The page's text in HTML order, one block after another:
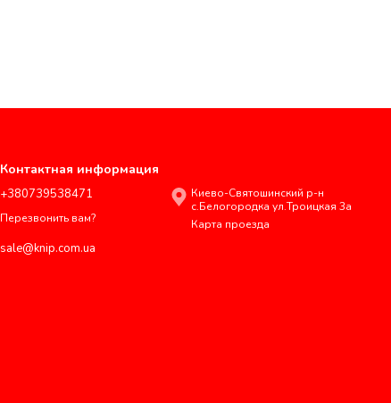
Контактная информация
+380739538471
Перезвонить вам?
sale@knip.com.ua
Киево-Святошинский р-н
с.Белогородка ул.Троицкая 3а
Карта проезда